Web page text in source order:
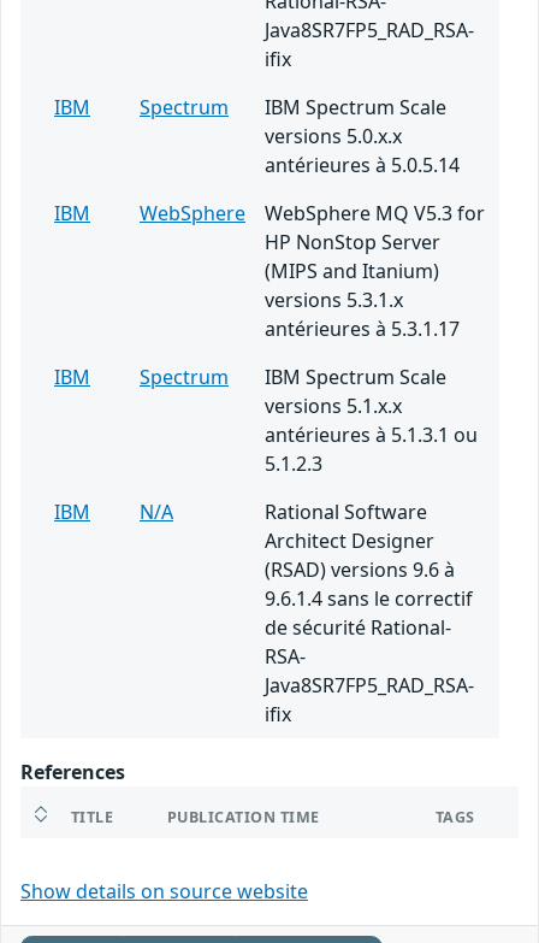
Java8SR7FP5_RAD_RSA-
ifix
IBM
Spectrum
IBM Spectrum Scale
versions 5.0.x.x
antérieures à 5.0.5.14
IBM
WebSphere
WebSphere MQ V5.3 for
HP NonStop Server
(MIPS and Itanium)
versions 5.3.1.x
antérieures à 5.3.1.17
IBM
Spectrum
IBM Spectrum Scale
versions 5.1.x.x
antérieures à 5.1.3.1 ou
5.1.2.3
IBM
N/A
Rational Software
Architect Designer
(RSAD) versions 9.6 à
9.6.1.4 sans le correctif
de sécurité Rational-
RSA-
Java8SR7FP5_RAD_RSA-
ifix
References
TITLE PUBLICATION TIME TAGS
Show details on source website